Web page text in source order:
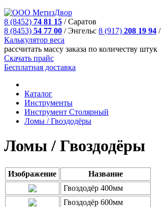
8 (8452) 74 81 15 /Саратов
8 (8453) 54 77 00 /Энгельс 8 (917) 208 19 94 /
Калькулятор веса
рассчитать массу заказа по количеству штук
Скачать прайс
Бесплатная доставка
Каталог
Инструменты
Инструмeнт Столярный
Ломы / Гвоздодёры
Ломы / Гвоздодёры
Изображение
Название
Гвоздодёр 400мм
Гвоздодёр 600мм